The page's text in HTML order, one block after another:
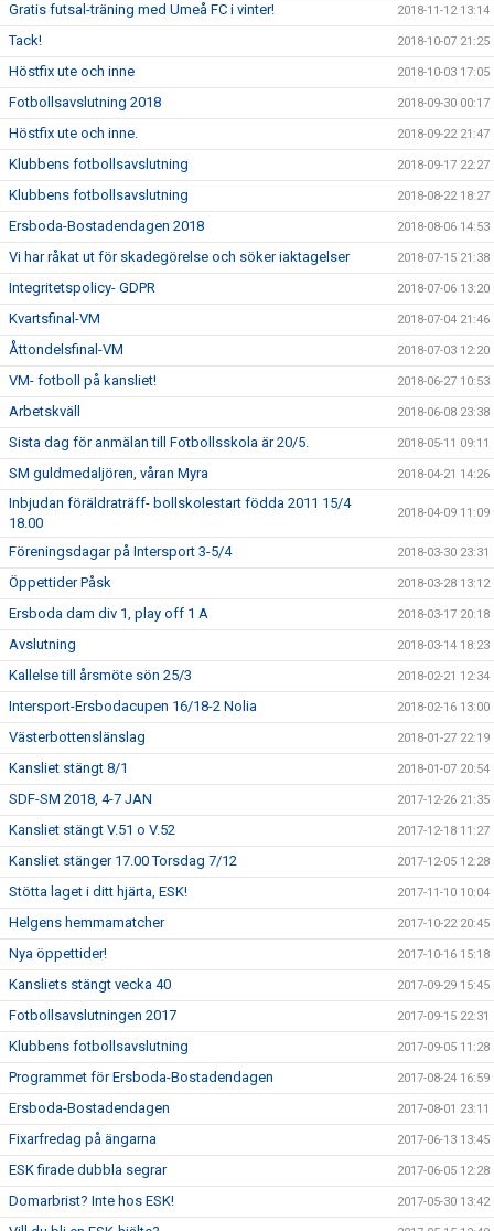
Gratis futsal-träning med Umeå FC i vinter! 2018-11-12 13:14
Tack! 2018-10-07 21:25
Höstfix ute och inne 2018-10-03 17:05
Fotbollsavslutning 2018 2018-09-30 00:17
Höstfix ute och inne. 2018-09-22 21:47
Klubbens fotbollsavslutning 2018-09-17 22:27
Klubbens fotbollsavslutning 2018-08-22 18:27
Ersboda-Bostadendagen 2018 2018-08-06 14:53
Vi har råkat ut för skadegörelse och söker iaktagelser 2018-07-15 21:38
Integritetspolicy- GDPR 2018-07-06 13:20
Kvartsfinal-VM 2018-07-04 21:46
Åttondelsfinal-VM 2018-07-03 12:20
VM- fotboll på kansliet! 2018-06-27 10:53
Arbetskväll 2018-06-08 23:38
Sista dag för anmälan till Fotbollsskola är 20/5. 2018-05-11 09:11
SM guldmedaljören, våran Myra 2018-04-21 14:26
Inbjudan föräldraträff- bollskolestart födda 2011 15/4
18.00
2018-04-09 11:09
Föreningsdagar på Intersport 3-5/4 2018-03-30 23:31
Öppettider Påsk 2018-03-28 13:12
Ersboda dam div 1, play off 1 A 2018-03-17 20:18
Avslutning 2018-03-14 18:23
Kallelse till årsmöte sön 25/3 2018-02-21 12:34
Intersport-Ersbodacupen 16/18-2 Nolia 2018-02-16 13:00
Västerbottenslänslag 2018-01-27 22:19
Kansliet stängt 8/1 2018-01-07 20:54
SDF-SM 2018, 4-7 JAN 2017-12-26 21:35
Kansliet stängt V.51 o V.52 2017-12-18 11:27
Kansliet stänger 17.00 Torsdag 7/12 2017-12-05 12:28
Stötta laget i ditt hjärta, ESK! 2017-11-10 10:04
Helgens hemmamatcher 2017-10-22 20:45
Nya öppettider! 2017-10-16 15:18
Kansliets stängt vecka 40 2017-09-29 15:45
Fotbollsavslutningen 2017 2017-09-15 22:31
Klubbens fotbollsavslutning 2017-09-05 11:28
Programmet för Ersboda-Bostadendagen 2017-08-24 16:59
Ersboda-Bostadendagen 2017-08-01 23:11
Fixarfredag på ängarna 2017-06-13 13:45
ESK firade dubbla segrar 2017-06-05 12:28
Domarbrist? Inte hos ESK! 2017-05-30 13:42